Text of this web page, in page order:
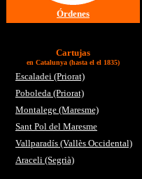
Órdenes
Cartujas
en Catalunya (hasta el el 1835)
Escaladei (Priorat)
Poboleda (Priorat)
Montalege (Maresme)
Sant Pol del Maresme
Vallparadís (Vallès Occidental)
Araceli (Segrià)